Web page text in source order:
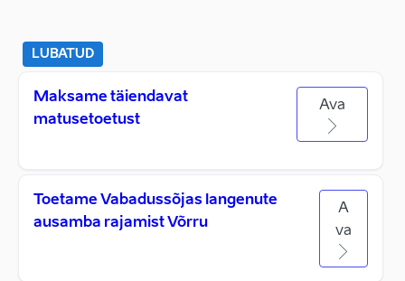
LUBATUD
Maksame täiendavat
matusetoetust
Ava
Toetame Vabadussõjas langenute
ausamba rajamist Võrru
A
va